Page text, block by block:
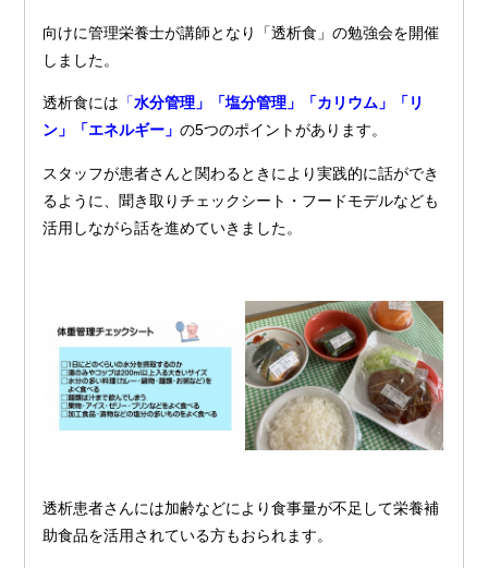
向けに管理栄養士が講師となり「透析食」の勉強会を開催
しました。
透析食には 「水分管理」「塩分管理」「カリウム」「リ
ン」「エネルギー」の5つのポイントがあります。
スタッフが患者さんと関わるときにより実践的に話ができ
るように、聞き取りチェックシート・フードモデルなども
活用しながら話を進めていきました。
透析患者さんには加齢などにより食事量が不足して栄養補
助食品を活用されている方もおられます。